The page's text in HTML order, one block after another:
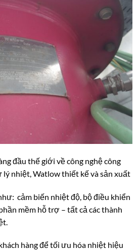
đầu thế giới về công nghệ công
lý nhiệt, Watlow thiết kế và sản xuất
cảm biến nhiệt độ, bộ điều khiển
mềm hỗ trợ – tất cả các thành
hàng để tối ưu hóa nhiệt hiệu